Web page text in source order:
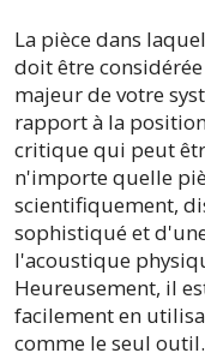
La pièce dans
doit être
majeur de votre
rapport à la
critique qui peut
n'importe quelle
scientifiquement,
sophistiqué et
l'acoustique
Heureusement, il
facilement en
comme le seul